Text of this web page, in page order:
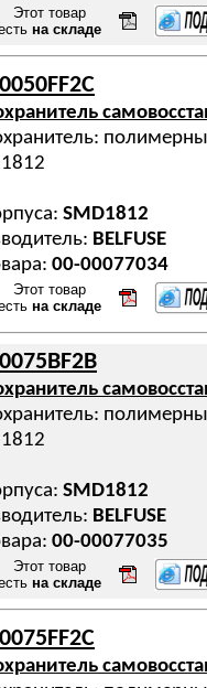
Этот товар
на складе
SMD1812
BELFUSE
00-00077034
Этот товар
на складе
SMD1812
BELFUSE
00-00077035
Этот товар
на складе